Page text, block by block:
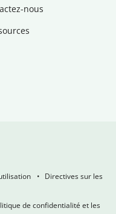
nous
Directives sur les
de confidentialité et les